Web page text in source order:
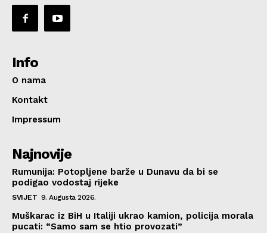
Info
O nama
Kontakt
Impressum
Najnovije
Rumunija: Potopljene barže u Dunavu da bi se
podigao vodostaj rijeke
SVIJET 9. Augusta 2026.
Muškarac iz BiH u Italiji ukrao kamion, policija morala
pucati: “Samo sam se htio provozati”